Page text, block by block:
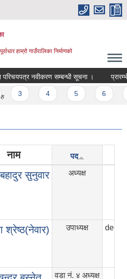
हाम्रो गाउँपालिका निर्माणको
परिचयपत्र नवीकरण सम्बन्धी सूचना ।
नाम पद
सुनुवार अध्यक्ष
श्रेष्ठ(नेवार) उपाध्यक्ष
वडा नं. ४ अध्यक्ष